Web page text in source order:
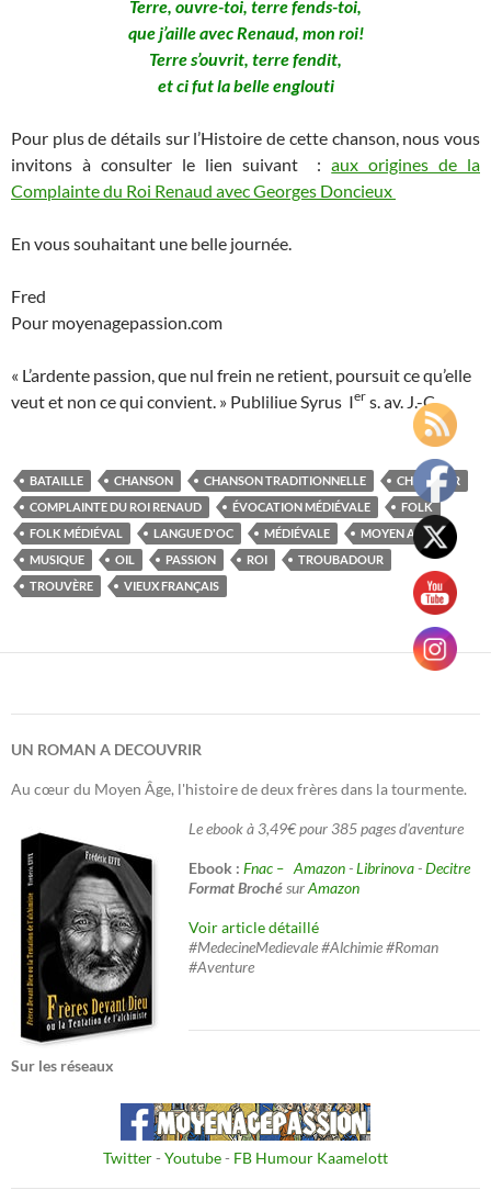
Terre, ouvre-toi, terre fends-toi,
que j’aille avec Renaud, mon roi!
Terre s’ouvrit, terre fendit,
et ci fut la belle englouti
Pour plus de détails sur l’Histoire de cette chanson, nous vous
invitons à consulter le lien suivant :aux origines de la
Complainte du Roi Renaud avec Georges Doncieux
En vous souhaitant une belle journée.
Fred
Pour moyenagepassion.com
« L’ardente passion, que nul frein ne retient, poursuit ce qu’elle
veut et non ce qui convient. » Publiliue Syrus Ier s. av. J.-C
BATAILLE CHANSON CHANSON TRADITIONNELLE
CHEVALIER
COMPLAINTE DU ROI RENAUD
ÉVOCATION MÉDIÉVALE
FOLK
FOLK MÉDIÉVAL
LANGUE D'OC MÉDIÉVALE
MOYEN AGE
MUSIQUE
OIL PASSION ROI
TROUBADOUR
TROUVÈRE
VIEUX FRANÇAIS
UN ROMAN A DECOUVRIR
Au cœur du Moyen Âge, l'histoire de deux frères dans la tourmente.
Le ebook à 3,49€ pour 385 pages d'aventure
Ebook : Fnac – Amazon-Librinova-Decitre
Format BrochésurAmazon
Voir article détaillé
#MedecineMedievale #Alchimie #Roman
#Aventure
Sur les réseaux
Twitter- Youtube- FB Humour Kaamelott